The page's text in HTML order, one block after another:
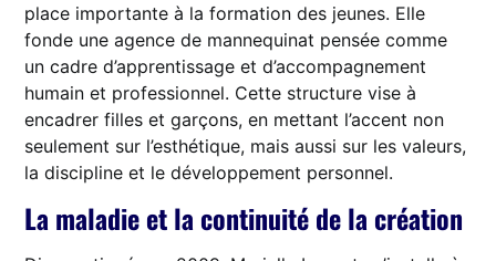
place importante à la formation des jeunes. Elle
fonde une agence de mannequinat pensée comme
un cadre d’apprentissage et d’accompagnement
humain et professionnel. Cette structure vise à
encadrer filles et garçons, en mettant l’accent non
seulement sur l’esthétique, mais aussi sur les valeurs,
la discipline et le développement personnel.
La maladie et la continuité de la création